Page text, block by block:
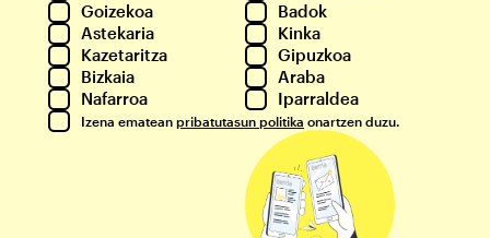
Goizekoa
Badok
Astekaria
Kinka
Kazetaritza
Gipuzkoa
Bizkaia
Araba
Nafarroa
Iparraldea
Izena ematean pribatutasun politika onartzen duzu.